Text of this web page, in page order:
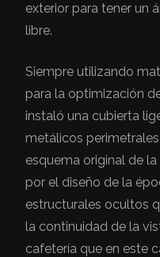
exterior para tener un
libre.
Siempre utilizando
para la optimización
instaló una cubierta
metálicos
esquema original de
por el diseño de la
estructurales ocultos
la continuidad de la
cafetería que en este